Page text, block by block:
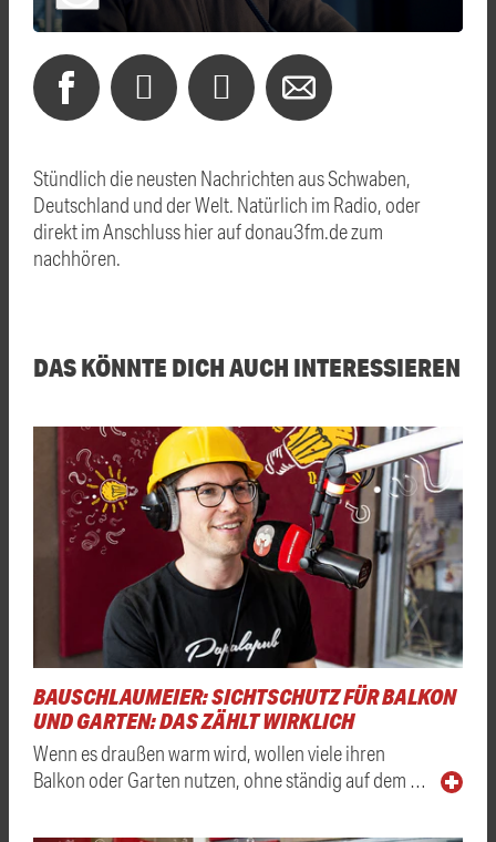
Stündlich die neusten Nachrichten aus Schwaben,
Deutschland und der Welt. Natürlich im Radio, oder
direkt im Anschluss hier auf donau3fm.de zum
nachhören.
DAS KÖNNTE DICH AUCH INTERESSIEREN
BAUSCHLAUMEIER: SICHTSCHUTZ FÜR BALKON
UND GARTEN: DAS ZÄHLT WIRKLICH
Wenn es draußen warm wird, wollen viele ihren
Balkon oder Garten nutzen, ohne ständig auf dem …